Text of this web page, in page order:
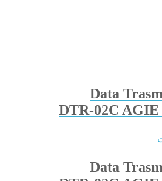
Data
DTR-02C AGIE
Data